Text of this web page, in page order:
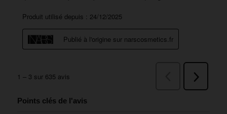
Points clés de l'avis